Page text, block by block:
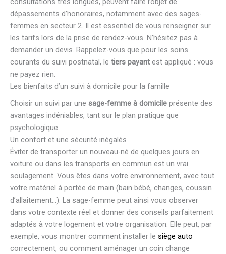
dépassements d’honoraires, notamment avec des sages-
femmes en secteur 2. Il est essentiel de vous renseigner sur
les tarifs lors de la prise de rendez-vous. N’hésitez pas à
demander un devis. Rappelez-vous que pour les soins
courants du suivi postnatal, le tiers payant est appliqué : vous
ne payez rien.
Les bienfaits d’un suivi à domicile pour la famille
Choisir un suivi par une sage-femme à domicile présente des
avantages indéniables, tant sur le plan pratique que
psychologique.
Un confort et une sécurité inégalés
Éviter de transporter un nouveau-né de quelques jours en
voiture ou dans les transports en commun est un vrai
soulagement. Vous êtes dans votre environnement, avec tout
votre matériel à portée de main (bain bébé, changes, coussin
d’allaitement…). La sage-femme peut ainsi vous observer
dans votre contexte réel et donner des conseils parfaitement
adaptés à votre logement et votre organisation. Elle peut, par
exemple, vous montrer comment installer le siège auto
correctement, ou comment aménager un coin change